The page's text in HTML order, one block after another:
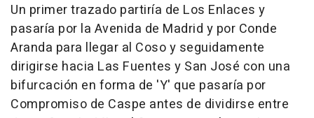
Un primer trazado partiría de Los Enlaces y
pasaría por la Avenida de Madrid y por Conde
Aranda para llegar al Coso y seguidamente
dirigirse hacia Las Fuentes y San José con una
bifurcación en forma de 'Y' que pasaría por
Compromiso de Caspe antes de dividirse entre